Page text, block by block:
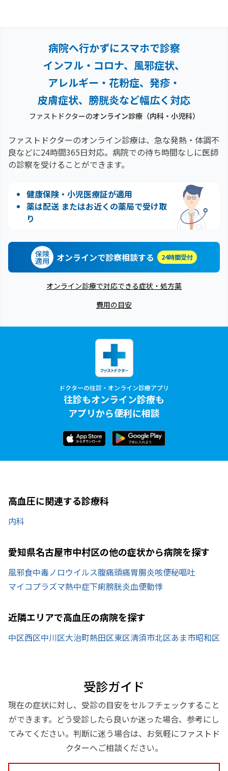
病院へ行かずにスマホで診察
インフル・コロナ、風邪症状、
アレルギー・花粉症、 発疹・
皮膚症状、膀胱炎など幅広く対応
ファストドクターのオンライン診療（内科・小児科）
ファストドクターのオンライン診療は、急な発熱・体調不
良などに24時間365日対応。 病院での待ち時間なしに医師
の診察を受けることができます。
健康保険・小児医療証が適用
薬は配送 またはお近くの薬局で受け取
り
保険
適用 オンラインで診察相談する 24時間受付
オンライン診療で対応できる症状・処方薬
費用の目安
ドクターの往診・オンライン診療アプリ
往診もオンライン診療も
アプリから便利に相談
高血圧に関連する診療科
内科
愛知県名古屋市中村区の他の症状から病院を探す
風邪食中毒ノロウイルス腹痛頭痛胃腸炎咳便秘嘔吐
マイコプラズマ熱中症下痢膀胱炎血便動悸
近隣エリアで高血圧の病院を探す
中区西区中川区大治町熱田区東区清須市北区あま市昭和区
受診ガイド
現在の症状に対し、受診の目安をセルフチェックすること
ができます。どう受診したら良いか迷った場合、参考にし
てみてください。判断に迷う場合は、お気軽にファストド
クターへご相談ください。